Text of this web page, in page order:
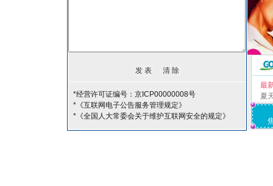
*经营许可证编号：京ICP00000008号
*《互联网电子公告服务管理规定》
*《全国人大常委会关于维护互联网安全的规定》
最
夏